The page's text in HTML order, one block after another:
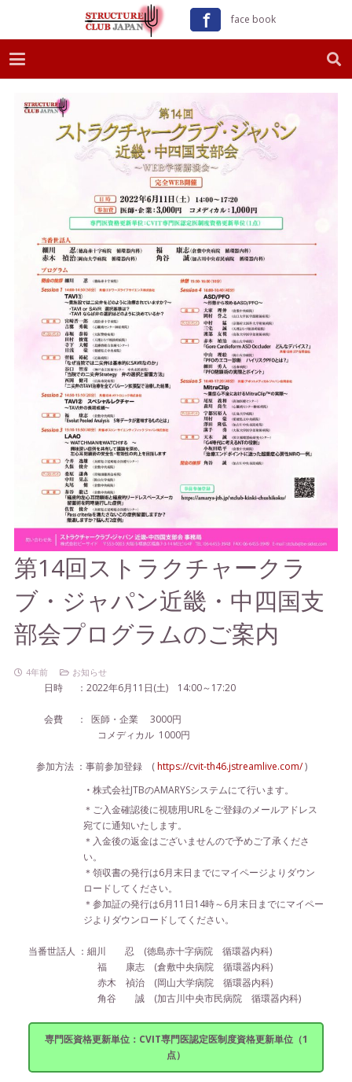
ｆ face book
第14回ストラクチャークラ
ブ・ジャパン近畿・中四国支
部会プログラムのご案内
4年前 お知らせ
日時 ： 2022年6月11日(土) 14:00～17:20
会費 ： 医師・企業 3000円
コメディカル 1000円
参加方法 ：事前参加登録 (https://cvit-th46.jstreamlive.com/)
・ 株式会社JTBのAMARYSシステムにて行います。
＊ご入金確認後に視聴用URLをご登録のメールアドレス
宛てに通知いたします。
＊入金後の返金はございませんので予めご了承くださ
い。
＊領収書の発行は6月末日までにマイページよりダウン
ロードしてください。
＊参加証の発行は6月11日14時～6月末日までにマイペー
ジよりダウンロードしてください。
当番世話人 ：細川 忍 (徳島赤十字病院 循環器内科)
福 康志 (倉敷中央病院 循環器内科)
赤木 禎治 (岡山大学病院 循環器内科)
角谷 誠 (加古川中央市民病院 循環器内科)
専門医資格更新単位：CVIT専門医認定医制度資格更新単位（1
点）